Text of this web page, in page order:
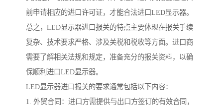
前申请相应的进口许可证，才能合法进口LED显示器。
总之，LED显示器进口报关的特点主要体现在报关手续
复杂、技术要求严格、涉及关税和税收等方面。进口商
需要了解相关法规和规定，准备充分的报关资料，以确
保顺利进口LED显示器。
LED显示器进口报关的要求通常包括以下内容：
1. 外贸合同：进口方需提供与出口方签订的有效合同，